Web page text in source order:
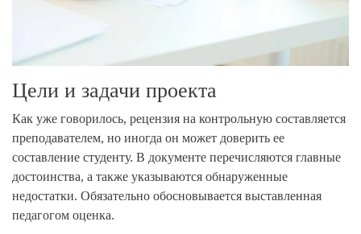
Цели и задачи проекта
Как уже говорилось, рецензия на контрольную составляется
преподавателем, но иногда он может доверить ее
составление студенту. В документе перечисляются главные
достоинства, а также указываются обнаруженные
недостатки. Обязательно обосновывается выставленная
педагогом оценка.